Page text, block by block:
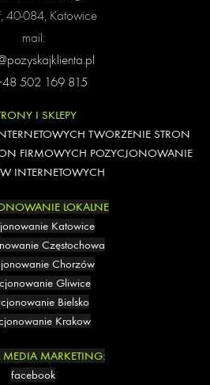
40-084, Katowice
mail:
502 169 815
I SKLEPY
TWORZENIE STRON
FIRMOWYCH POZYCJONOWANIE
INTERNETOWYCH
LOKALNE
Katowice
Częstochowa
Chorzów
Gliwice
Bielsko
Krakow
MEDIA MARKETING:
facebook